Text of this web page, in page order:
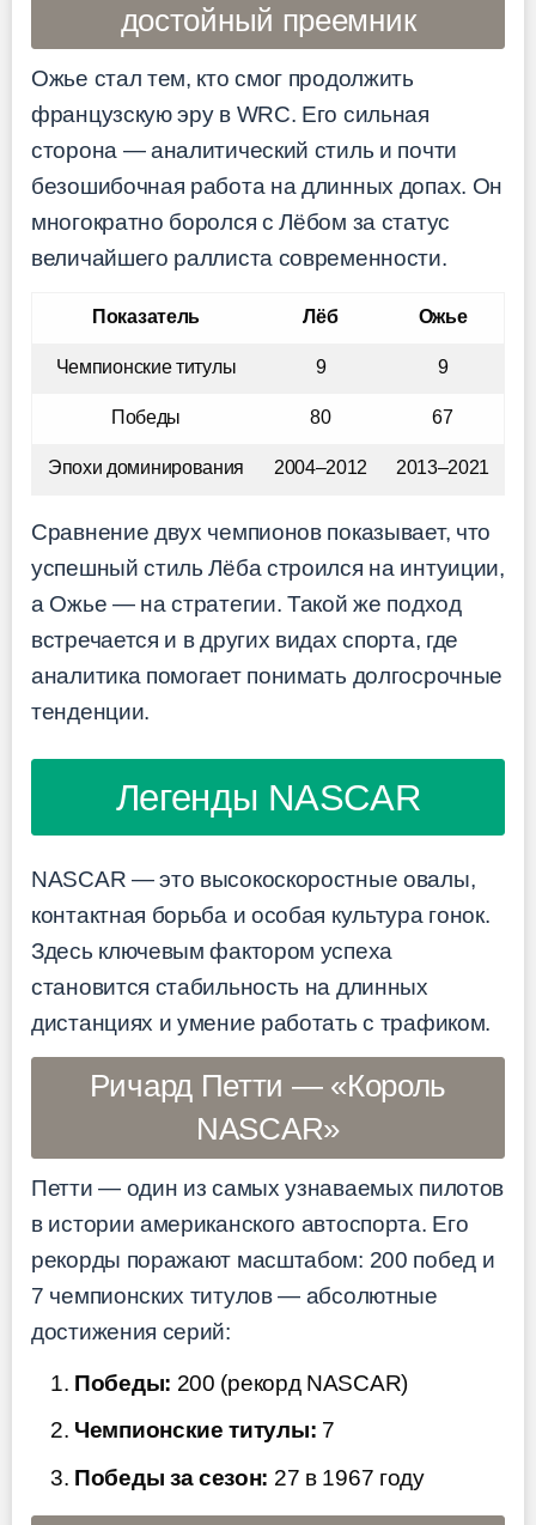
достойный преемник
Ожье стал тем, кто смог продолжить
французскую эру в WRC. Его сильная
сторона — аналитический стиль и почти
безошибочная работа на длинных допах. Он
многократно боролся с Лёбом за статус
величайшего раллиста современности.
Показатель Лёб Ожье
Чемпионские титулы 9 9
Победы 80 67
Эпохи доминирования 2004–2012 2013–2021
Сравнение двух чемпионов показывает, что
успешный стиль Лёба строился на интуиции,
а Ожье — на стратегии. Такой же подход
встречается и в других видах спорта, где
аналитика помогает понимать долгосрочные
тенденции.
Легенды NASCAR
NASCAR — это высокоскоростные овалы,
контактная борьба и особая культура гонок.
Здесь ключевым фактором успеха
становится стабильность на длинных
дистанциях и умение работать с трафиком.
Ричард Петти — «Король
NASCAR»
Петти — один из самых узнаваемых пилотов
в истории американского автоспорта. Его
рекорды поражают масштабом: 200 побед и
7 чемпионских титулов — абсолютные
достижения серий:
Победы: 200 (рекорд NASCAR)
Чемпионские титулы: 7
Победы за сезон: 27 в 1967 году